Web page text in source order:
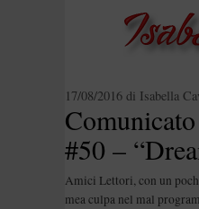
#50 –
Collection”
17/08/2016 di Isabella
Amici Lettori, con un
mea culpa nel mal